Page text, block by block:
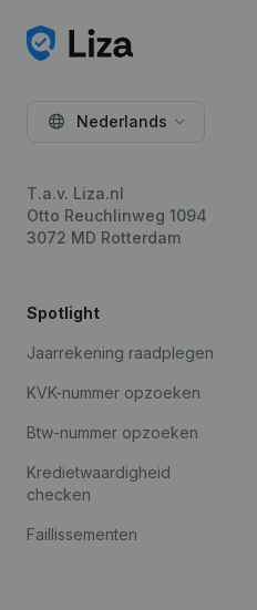
Nederlands
T.a.v. Liza.nl
Otto Reuchlinweg 1094
3072 MD Rotterdam
Spotlight
Jaarrekening raadplegen
KVK-nummer opzoeken
Btw-nummer opzoeken
Kredietwaardigheid
checken
Faillissementen